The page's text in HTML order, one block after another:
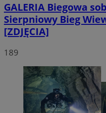
GALERIA Biegowa
Sierpniowy Bieg
[ZDJĘCIA]
189